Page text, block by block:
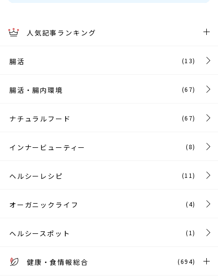
人気記事ランキング
腸活 (13)
腸活・腸内環境 (67)
ナチュラルフード (67)
インナービューティー (8)
ヘルシーレシピ (11)
オーガニックライフ (4)
ヘルシースポット (1)
健康・食情報総合 (694)